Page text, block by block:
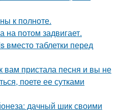
к полноте.
потом задвигает.
вместо таблетки перед
вам пристала песня и вы не
поете ее сутками
дачный шик своими